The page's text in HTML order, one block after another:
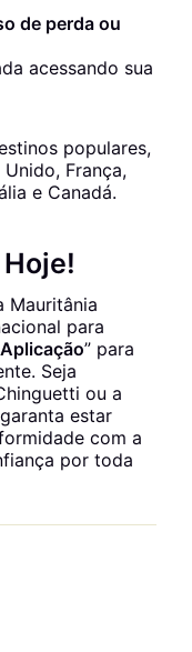
de perda ou
acessando sua
populares,
França,
e Canadá.
Mauritânia
para
” para
Seja
ou a
estar
com a
por toda